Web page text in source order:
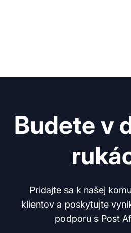
Budete v
Pridajte sa k našej
klientov a poskytujte
podporu s Post